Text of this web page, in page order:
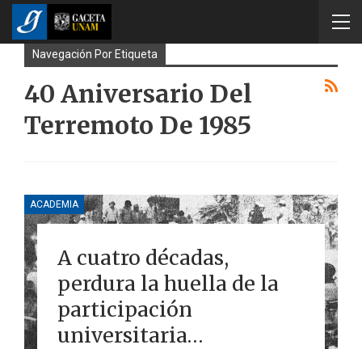
Navegación Por Etiqueta
40 Aniversario Del
Terremoto De 1985
ACADEMIA
A cuatro décadas,
perdura la huella de la
participación
universitaria…